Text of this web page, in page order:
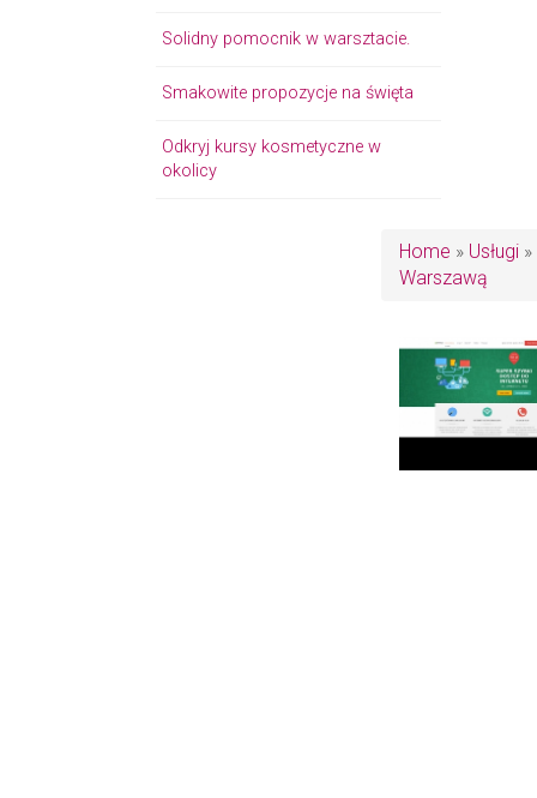
Solidny pomocnik w warsztacie.
Smakowite propozycje na święta
Odkryj kursy kosmetyczne w
okolicy
Home » Usługi»
Warszawą